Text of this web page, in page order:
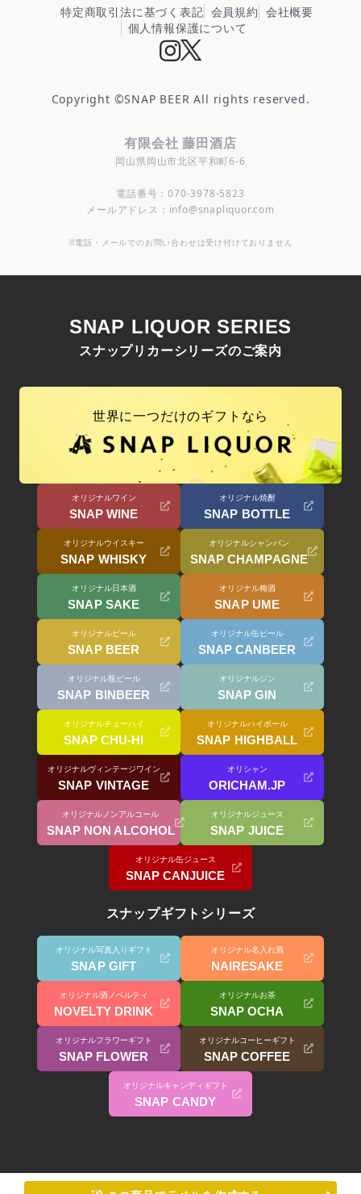
特定商取引法に基づく表記 会員規約 会社概要
個人情報保護について
Copyright ©SNAP BEER All rights reserved.
有限会社 藤田酒店
岡山県岡山市北区平和町6-6
電話番号：070-3978-5823
メールアドレス：info@snapliquor.com
※電話・メールでのお問い合わせは受け付けておりません
SNAP LIQUOR SERIES
スナップリカーシリーズのご案内
世界に一つだけのギフトなら
オリジナルワイン
SNAP WINE
オリジナル焼酎
SNAP BOTTLE
オリジナルウイスキー
SNAP WHISKY
オリジナルシャンパン
SNAP CHAMPAGNE
オリジナル日本酒
SNAP SAKE
オリジナル梅酒
SNAP UME
オリジナルビール
SNAP BEER
オリジナル缶ビール
SNAP CANBEER
オリジナル瓶ビール
SNAP BINBEER
オリジナルジン
SNAP GIN
オリジナルチューハイ
SNAP CHU-HI
オリジナルハイボール
SNAP HIGHBALL
オリジナルヴィンテージワイン
SNAP VINTAGE
オリシャン
ORICHAM.JP
オリジナルノンアルコール
SNAP NON ALCOHOL
オリジナルジュース
SNAP JUICE
オリジナル缶ジュース
SNAP CANJUICE
スナップギフトシリーズ
オリジナル写真入りギフト
SNAP GIFT
オリジナル名入れ酒
NAIRESAKE
オリジナル酒ノベルティ
NOVELTY DRINK
オリジナルお茶
SNAP OCHA
オリジナルフラワーギフト
SNAP FLOWER
オリジナルコーヒーギフト
SNAP COFFEE
オリジナルキャンディギフト
SNAP CANDY